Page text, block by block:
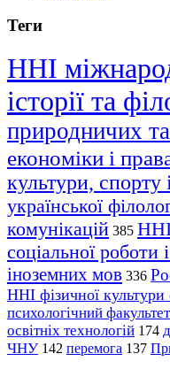
Теги
ННІ
історії та
природничих
економіки і
культури, спорту
української
комунікацій 385 ННІ
соціальної роботи
іноземних мов 336
ННІ фізичної культури
психологічний факультет
освітніх технологій 174
ЧНУ 142 перемога 137